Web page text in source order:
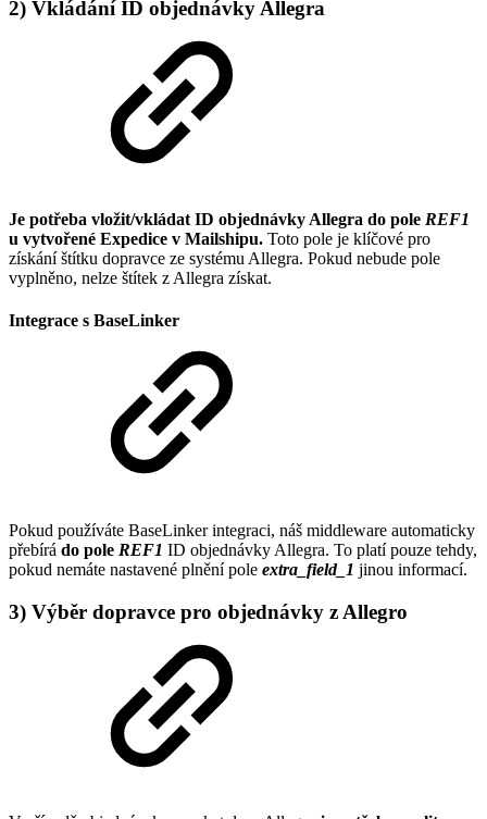
2) Vkládání ID objednávky Allegra
Je potřeba vložit/vkládat ID objednávky Allegra do pole REF1
u vytvořené Expedice v Mailshipu. Toto pole je klíčové pro
získání štítku dopravce ze systému Allegra. Pokud nebude pole
vyplněno, nelze štítek z Allegra získat.
Integrace s BaseLinker
Pokud používáte BaseLinker integraci, náš middleware automaticky
přebírá do pole REF1 ID objednávky Allegra. To platí pouze tehdy,
pokud nemáte nastavené plnění pole extra_field_1 jinou informací.
3) Výběr dopravce pro objednávky z Allegro